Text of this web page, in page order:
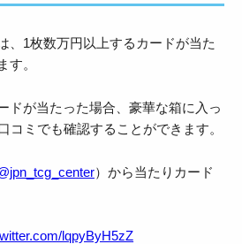
、1枚数万円以上するカードが当た
す。
ドが当たった場合、豪華な箱に入っ
コミでも確認することができます。
）から当たりカード
lqpyByH5zZ